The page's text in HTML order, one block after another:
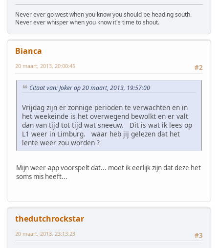
Never ever go west when you know you should be heading south.
Never ever whisper when you know it's time to shout.
Bianca
#2
20 maart, 2013, 20:00:45
Citaat van: Joker op 20 maart, 2013, 19:57:00
Vrijdag zijn er zonnige perioden te verwachten en in
het weekeinde is het overwegend bewolkt en er valt
dan van tijd tot tijd wat sneeuw. Dit is wat ik lees op
L1 weer in Limburg. waar heb jij gelezen dat het
lente weer zou worden ?
Mijn weer-app voorspelt dat... moet ik eerlijk zijn dat deze het
soms mis heeft...
thedutchrockstar
#3
20 maart, 2013, 23:13:23